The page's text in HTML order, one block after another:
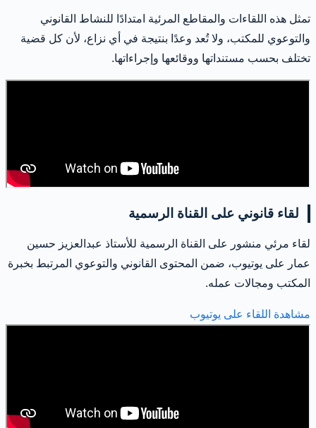
تمثل هذه اللقاءات والمقاطع المرئية امتدادًا للنشاط القانوني
والتوعوي للمكتب، ولا تُعد وعدًا بنتيجة في أي نزاع، لأن كل قضية
تختلف بحسب مستنداتها ووقائعها وإجراءاتها.
لقاء قانوني على القناة الرسمية
لقاء مرئي منشور على القناة الرسمية للأستاذ عبدالعزيز حسين
عمار على يوتيوب، ضمن المحتوى القانوني والتوعوي المرتبط بخبرة
المكتب ومجالات عمله.
مشاهدة اللقاء على يوتيوب